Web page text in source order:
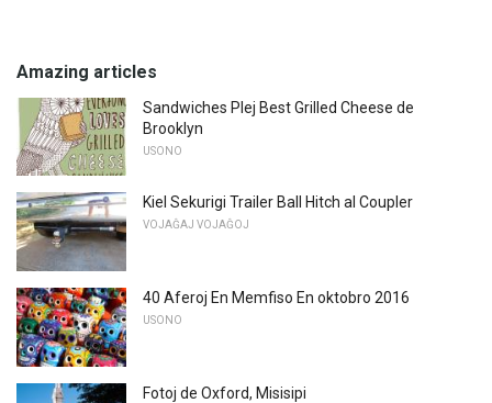
Amazing articles
Sandwiches Plej Best Grilled Cheese de
Brooklyn
USONO
Kiel Sekurigi Trailer Ball Hitch al Coupler
VOJAĜAJ VOJAĜOJ
40 Aferoj En Memfiso En oktobro 2016
USONO
Fotoj de Oxford, Misisipi